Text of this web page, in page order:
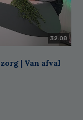
32:08
| Van afval